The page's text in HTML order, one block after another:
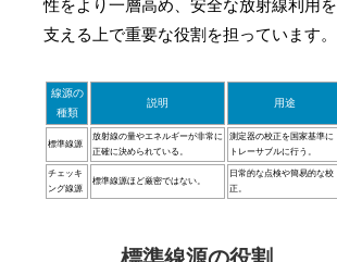
性をより一層高め、安全な放射線利用を
支える上で重要な役割を担っています。
線源の
種類
説明 用途
標準線源
放射線の量やエネルギーが非常に
正確に決められている。
測定器の校正を国家基準に
トレーサブルに行う。
チェッキ
ング線源
標準線源ほど厳密ではない。
日常的な点検や簡易的な校
正。